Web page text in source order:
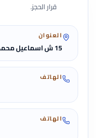
قرار الحجز.
العنوان
15 ش اسماعيل محمد - برج جده
الهاتف
الهاتف